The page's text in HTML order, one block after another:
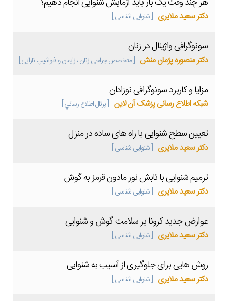
دکتر سعید ملایری [ شنوایی شناسی ]
سونوگرافی واژینال در زنان
دکتر منصوره پژمان منش [ متخصص جراحی زنان ، زایمان و فلوشیپ نازایی ]
مزایا و کاربرد سونوگرافی نوزادان
شبکه اطلاع رسانی پزشک آن لاین [ پرتال اطلاع رساني ]
تعیین سطح شنوایی با راه های ساده در منزل
دکتر سعید ملایری [ شنوایی شناسی ]
ترمیم شنوایی با تابش نور مادون قرمز به گوش
دکتر سعید ملایری [ شنوایی شناسی ]
عوارض جدید کرونا بر سلامت گوش و شنوایی
دکتر سعید ملایری [ شنوایی شناسی ]
روش هایی برای جلوگیری از آسیب به شنوایی
دکتر سعید ملایری [ شنوایی شناسی ]